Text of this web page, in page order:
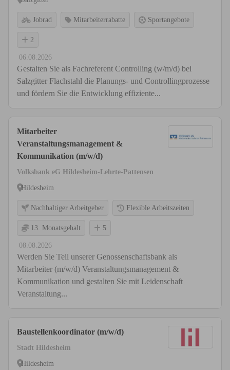
Jobrad Mitarbeiterrabatte Sportangebote
2
06.08.2026
Gestalten Sie als Fachreferent Controlling (w/m/d) bei
Salzgitter Flachstahl die Planungs- und Controllingprozesse
und fördern Sie die Entwicklung effiziente...
Mitarbeiter
Veranstaltungsmanagement &
Kommunikation (m/w/d)
Volksbank eG Hildesheim-Lehrte-Pattensen
Hildesheim
Nachhaltiger Arbeitgeber Flexible Arbeitszeiten
13. Monatsgehalt 5
08.08.2026
Werden Sie Teil unserer Genossenschaftsbank als
Mitarbeiter (m/w/d) Veranstaltungsmanagement &
Kommunikation und gestalten Sie mit Leidenschaft
Veranstaltung...
Baustellenkoordinator (m/w/d)
Stadt Hildesheim
Hildesheim